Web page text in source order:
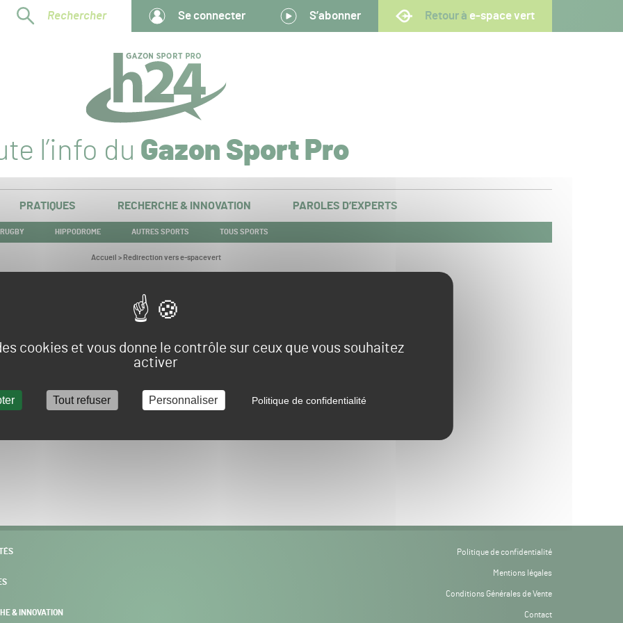
cookies et vous donne le contrôle sur ceux que vous souhaitez
activer
Tout refuser Personnaliser Politique de confidentialité
Rechercher Se connecter S’abonner Retour à e-space vert
l’info du Gazon Sport Pro
PRATIQUES RECHERCHE & INNOVATION PAROLES D’EXPERTS
RUGBY HIPPODROME AUTRES SPORTS TOUS SPORTS
Vous
Accueil > Redirection vers e-spacevert
Redirection vers e-spacevert
POURSUIVRE VERS E-SPACEVERT BY SALONVERT
& INNOVATION
Politique de confidentialité
Mentions légales
Conditions Générales de Vente
Contact